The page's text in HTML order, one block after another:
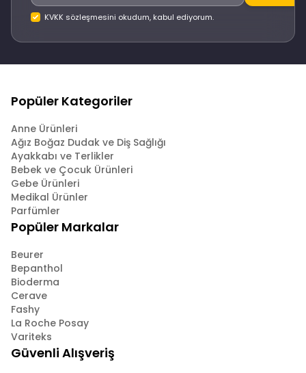
KVKK sözleşmesini okudum, kabul ediyorum.
Popüler Kategoriler
Anne Ürünleri
Ağız Boğaz Dudak ve Diş Sağlığı
Ayakkabı ve Terlikler
Bebek ve Çocuk Ürünleri
Gebe Ürünleri
Medikal Ürünler
Parfümler
Popüler Markalar
Beurer
Bepanthol
Bioderma
Cerave
Fashy
La Roche Posay
Variteks
Güvenli Alışveriş